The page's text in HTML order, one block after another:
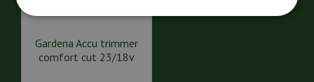
Gardena Accu trimmer
comfort cut 23/18v